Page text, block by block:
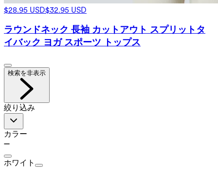
$28.95 USD$32.95 USD
ラウンドネック 長袖 カットアウト スプリットタ
イバック ヨガ スポーツ トップス
検索を非表示
絞り込み
カラー
ホワイト